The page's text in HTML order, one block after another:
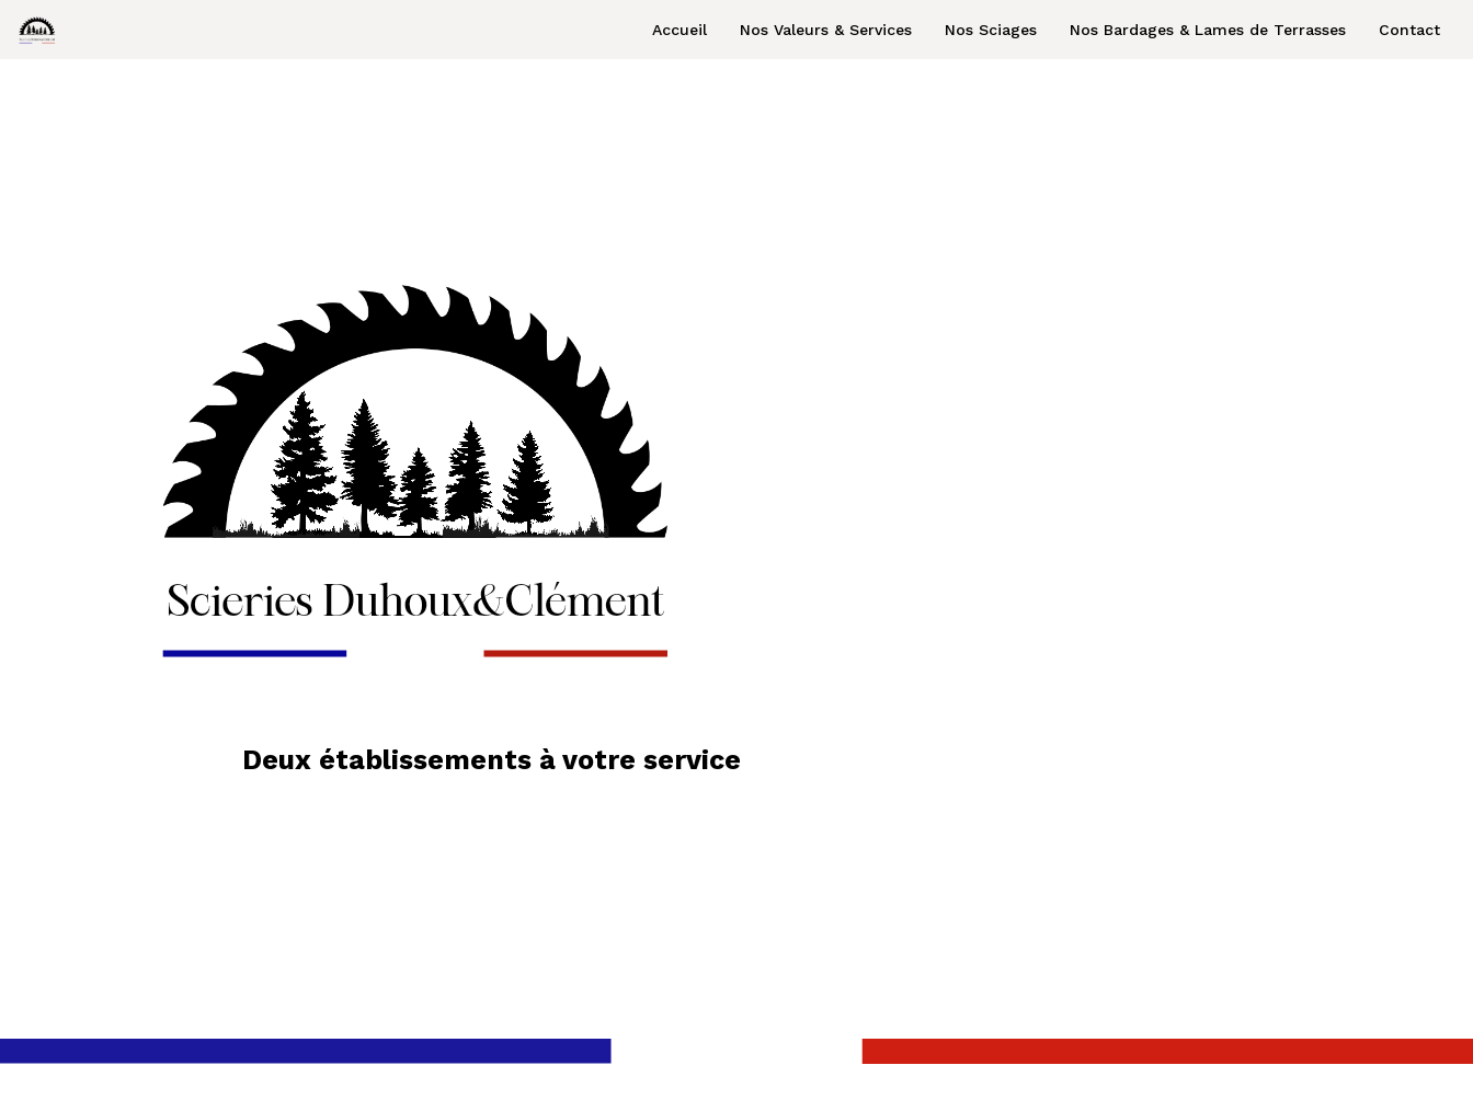
Accueil Nos Valeurs & Services Nos Sciages Nos Bardages & Lames de Terrasses Contact
Deux établissements à votre service